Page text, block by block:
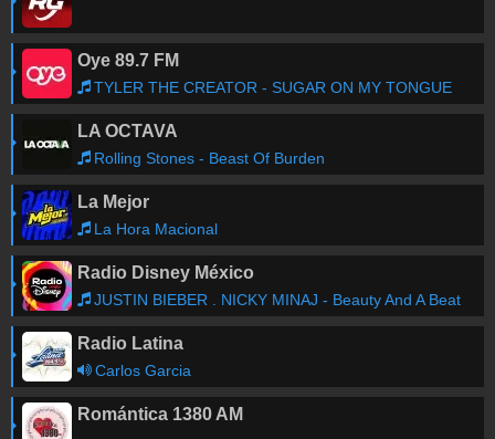
Oye 89.7 FM
TYLER THE CREATOR - SUGAR ON MY TONGUE
LA OCTAVA
Rolling Stones - Beast Of Burden
La Mejor
La Hora Macional
Radio Disney México
JUSTIN BIEBER . NICKY MINAJ - Beauty And A Beat
Radio Latina
Carlos Garcia
Romántica 1380 AM